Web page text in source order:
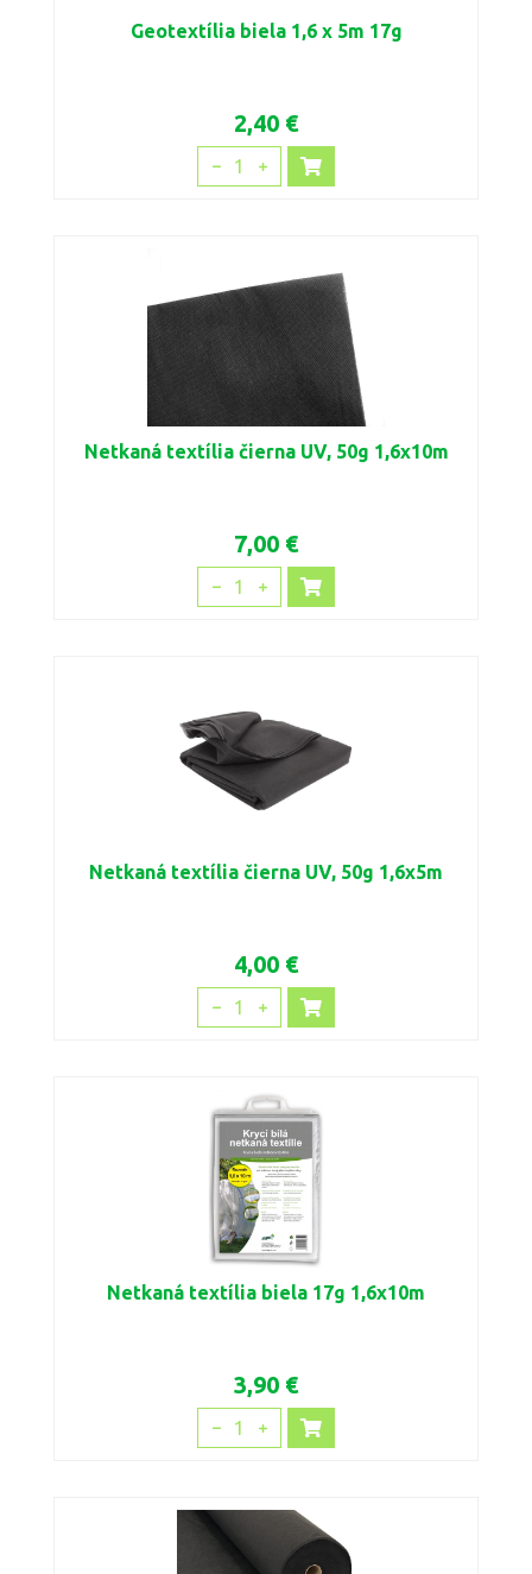
Geotextília biela 1,6 x 5m 17g
2,40 €
1
Netkaná textília čierna UV, 50g 1,6x10m
7,00 €
1
Netkaná textília čierna UV, 50g 1,6x5m
4,00 €
1
Netkaná textília biela 17g 1,6x10m
3,90 €
1